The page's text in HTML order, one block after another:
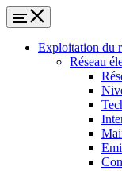
Exploitation du
Réseau